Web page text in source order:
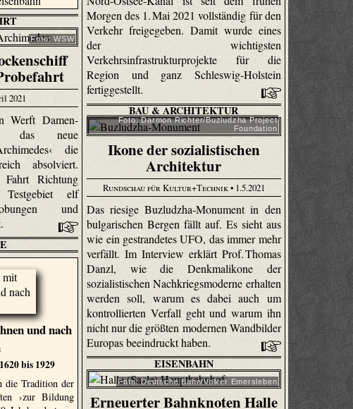
Morgen des 1. Mai 2021 vollständig für den
Verkehr freigegeben. Damit wurde eines
der wichtigsten
Verkehrsinfrastrukturprojekte für die
Region und ganz Schleswig-Holstein
fertiggestellt.
Foto: WSW
2021
Werft Damen-
das neue
die
absolviert.
Richtung
elf
und
BAU & ARCHITEKTUR
Foto: Darmon Richter/Buzludzha Project
Foundation
Ikone der sozialistischen
Architektur
Rundschau für Kultur+Technik• 1.5.2021
Das riesige Buzludzha-Monument in den
bulgarischen Bergen fällt auf. Es sieht aus
wie ein gestrandetes UFO, das immer mehr
verfällt. Im Interview erklärt Prof. Thomas
Danzl, wie die Denkmalikone der
sozialistischen Nachkriegsmoderne erhalten
werden soll, warum es dabei auch um
kontrollierten Verfall geht und warum ihn
nicht nur die größten modernen Wandbilder
Europas beeindruckt haben.
und nach
bis 1929
die Tradition der
›zur Bildung
EISENBAHN
Foto: Deutsche Bahn/Volker Emersleben
Erneuerter Bahnknoten Halle